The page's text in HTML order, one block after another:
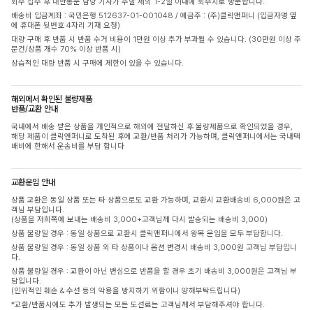
배송비 입금계좌 : 국민은행 512637-01-001048 / 예금주 : (주)클릭앤퍼니 (입금자명 옆
에 휴대폰 뒷번호 4자리 기재 요청)
대량 구매 후 반품 시 반품 수거 비용이 1만원 이상 추가 부과될 수 있습니다. (30만원 이상 주
문건/상품 개수 70% 이상 반품 시)
상습적인 대량 반품 시 구매에 제한이 있을 수 있습니다.
해외에서 확인된 불량제품
반품/교환 안내
국내에서 배송 받은 상품을 개인적으로 해외에 전달하신 후 불량제품으로 확인되었을 경우,
해당 제품이 클릭앤퍼니로 도착된 후에 교환/반품 처리가 가능하며, 클릭앤퍼니에서는 국내택
배비에 한해서 운송비를 부담 합니다
교환운임 안내
상품 교환은 동일 상품 또는 타 상품으로도 교환 가능하며, 교환시 교환배송비 6,000원은 고
객님 부담입니다.
(상품을 저희쪽에 보내는 배송비 3,000+고객님께 다시 발송되는 배송비 3,000)
상품 불량일 경우 : 동일 상품으로 교환시 클릭앤퍼니에서 왕복 운임을 모두 부담합니다.
상품 불량일 경우 : 동일 상품 외 타 상품이나 옵션 변경시 배송비 3,000원 고객님 부담입니
다.
상품 불량일 경우 : 교환이 아닌 변심으로 반품을 할 경우 초기 배송비 3,000원은 고객님 부
담입니다.
(인위적인 훼손 & 수선 등의 악용을 방지하기 위함이니 양해부탁드립니다)
*교환/반품시에도 추가 발생되는 모든 도선료는 고객님께서 부담해주셔야 합니다.